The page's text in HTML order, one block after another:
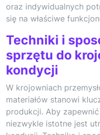
oraz indywidualnych
się na właściwe
Techniki i
sprzętu do
kondycji
W krojowniach
materiałów stanowi
produkcji. Aby
niezwykle istotne jest